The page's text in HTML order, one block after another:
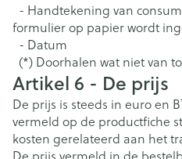
- Handtekening van
formulier op papier wordt
- Datum
(*) Doorhalen wat niet van
Artikel 6 - De prijs
De prijs is steeds in euro en
vermeld op de productfiche
kosten gerelateerd aan het